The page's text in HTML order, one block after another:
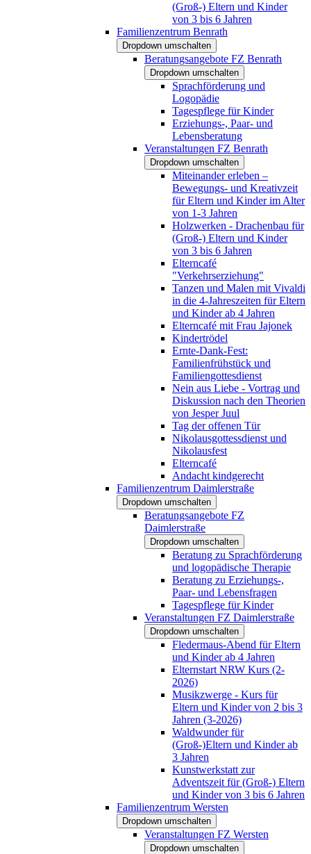
(Groß-) Eltern und Kinder
von 3 bis 6 Jahren
Familienzentrum Benrath
Dropdown umschalten
Beratungsangebote FZ Benrath
Dropdown umschalten
Sprachförderung und
Logopädie
Tagespflege für Kinder
Erziehungs-, Paar- und
Lebensberatung
Veranstaltungen FZ Benrath
Dropdown umschalten
Miteinander erleben –
Bewegungs- und Kreativzeit
für Eltern und Kinder im Alter
von 1-3 Jahren
Holzwerken - Drachenbau für
(Groß-) Eltern und Kinder
von 3 bis 6 Jahren
Elterncafé
"Verkehrserziehung"
Tanzen und Malen mit Vivaldi
in die 4-Jahreszeiten für Eltern
und Kinder ab 4 Jahren
Elterncafé mit Frau Jajonek
Kindertrödel
Ernte-Dank-Fest:
Familienfrühstück und
Familiengottesdienst
Nein aus Liebe - Vortrag und
Diskussion nach den Theorien
von Jesper Juul
Tag der offenen Tür
Nikolausgottessdienst und
Nikolausfest
Elterncafé
Andacht kindgerecht
Familienzentrum Daimlerstraße
Dropdown umschalten
Beratungsangebote FZ
Daimlerstraße
Dropdown umschalten
Beratung zu Sprachförderung
und logopädische Therapie
Beratung zu Erziehungs-,
Paar- und Lebensfragen
Tagespflege für Kinder
Veranstaltungen FZ Daimlerstraße
Dropdown umschalten
Fledermaus-Abend für Eltern
und Kinder ab 4 Jahren
Elternstart NRW Kurs (2-
2026)
Musikzwerge - Kurs für
Eltern und Kinder von 2 bis 3
Jahren (3-2026)
Waldwunder für
(Groß-)Eltern und Kinder ab
3 Jahren
Kunstwerkstatt zur
Adventszeit für (Groß-) Eltern
und Kinder von 3 bis 6 Jahren
Familienzentrum Wersten
Dropdown umschalten
Veranstaltungen FZ Wersten
Dropdown umschalten